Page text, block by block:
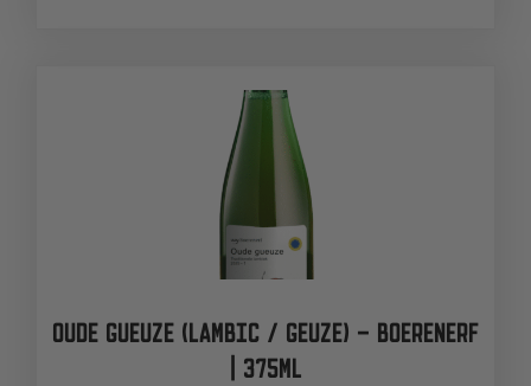
OUDE GUEUZE (LAMBIC / GEUZE) – BOERENERF
| 375ML